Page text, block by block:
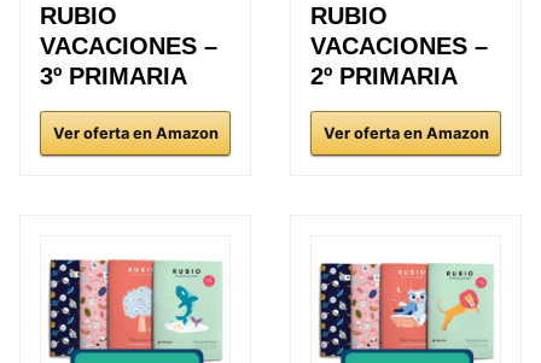
RUBIO
VACACIONES –
3º PRIMARIA
Ver oferta en Amazon
RUBIO
VACACIONES –
2º PRIMARIA
Ver oferta en Amazon